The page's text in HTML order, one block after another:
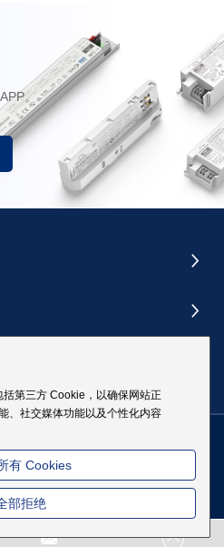
。
司版权所有| 站点地图 | 隐私政策 粤
第三方 Cookie，以确保网站正
、社交媒体功能以及个性化内容
有 Cookies
部拒绝